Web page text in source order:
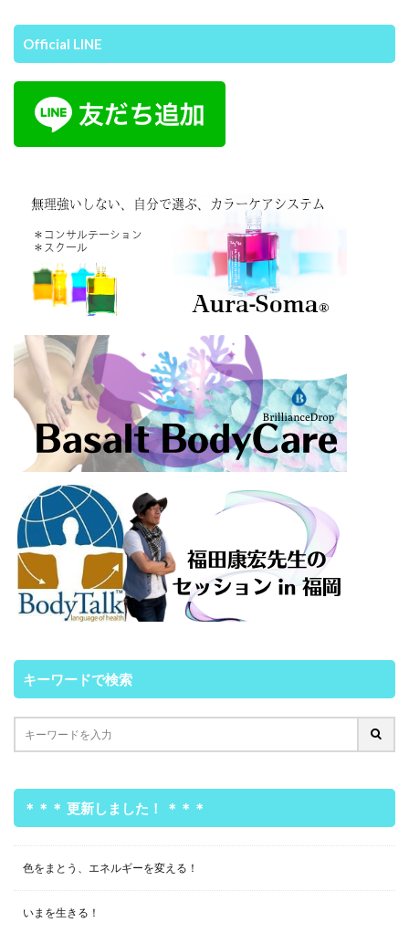
Official LINE
キーワードで検索
＊＊＊ 更新しました！ ＊＊＊
色をまとう、エネルギーを変える！
いまを生きる！